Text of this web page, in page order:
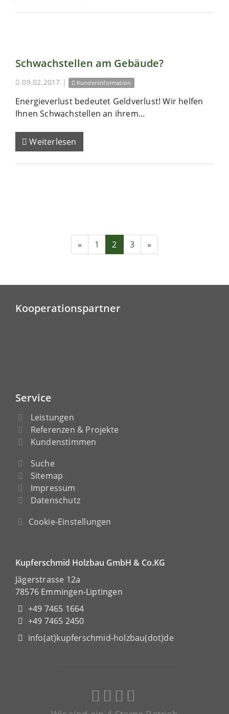
Schwachstellen am Gebäude?
09.02.2017 | Kundeninformation
Energieverlust bedeutet Geldverlust! Wir helfen
Ihnen Schwachstellen an ihrem...
Weiterlesen
« 1 2 3 »
Kooperationspartner
Service
Leistungen
Referenzen & Projekte
Kundenstimmen
Suche
Sitemap
Impressum
Datenschutz
Cookie-Einstellungen
Kupferschmid Holzbau GmbH & Co.KG
Jägerstrasse 12a
78576 Emmingen-Liptingen
+49 7465 1664
+49 7465 2450
info(at)kupferschmid-holzbau(dot)de